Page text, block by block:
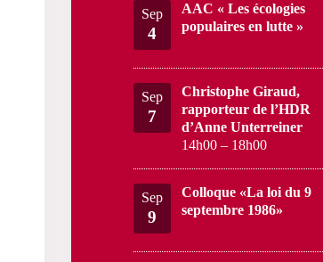
Sep
4
AAC « Les écologies
populaires en lutte »
Sep
7
Christophe Giraud,
rapporteur de l’HDR
d’Anne Unterreiner
14h00 – 18h00
Sep
9
Colloque «La loi du 9
septembre 1986»